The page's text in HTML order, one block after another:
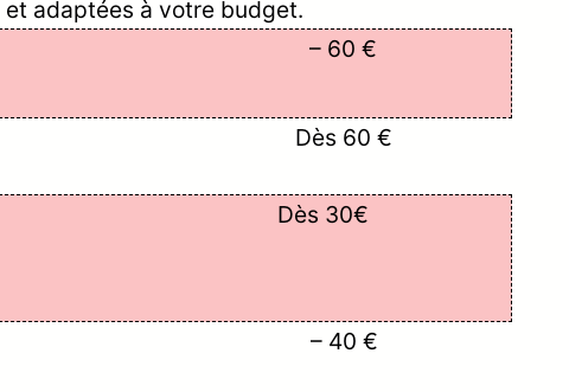
adaptées à votre budget.
– 60 €
Dès 60 €
Dès 30€
– 40 €